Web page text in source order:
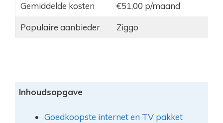
Gemiddelde kosten €51,00 p/maand
Populaire aanbieder Ziggo
Inhoudsopgave
Goedkoopste internet en TV pakket